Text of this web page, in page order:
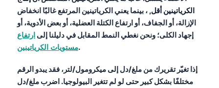
الكرياتينين أقل, ، بينما يعني الكرياتينين المرتفع غالبًا انخفاض
الإزالة، أو الجفاف، أو ارتفاع الكتلة العضلية، أو بعض الأدوية، أو
إجهاد الكلى؛ ونحن نغطي النمط المقابل في دليلنا إلى ارتفاع
مستويات الكرياتينين.
إذا تغيّر تقريرك من ملغ/دل إلى ميكرومول/لتر، فقد يبدو الرقم
مختلفًا بشكل كبير حتى لو لم تتغير البيولوجيا. اضرب ملغ/دل